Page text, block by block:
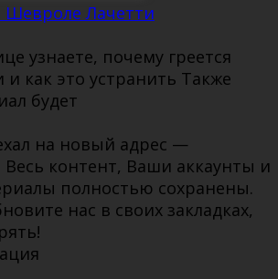
Шевроле Лачетти
узнаете, почему греется
и как это устранить Также
будет
на новый адрес —
контент, Ваши аккаунты и
полностью сохранены.
нас в своих закладках,